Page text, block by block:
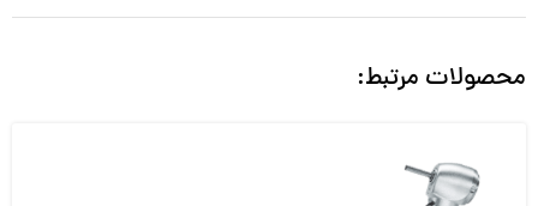
محصولات مرتبط: